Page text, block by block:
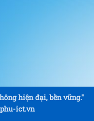
hiện đại, bền vững."
ict.vn